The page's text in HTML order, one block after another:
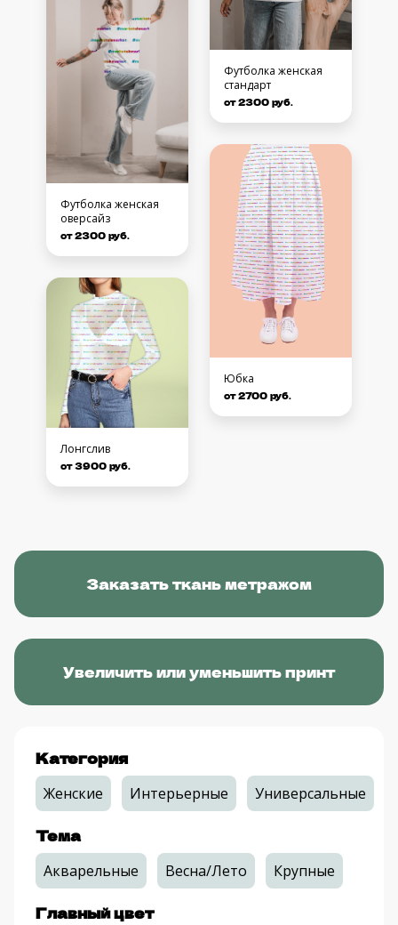
Футболка женская
оверсайз
от 2300 руб.
Лонгслив
от 3900 руб.
Футболка женская
стандарт
от 2300 руб.
Юбка
от 2700 руб.
Заказать ткань метражом
Увеличить или уменьшить принт
Категория
Женские Интерьерные Универсальные
Тема
Акварельные Весна/Лето Крупные
Главный цвет